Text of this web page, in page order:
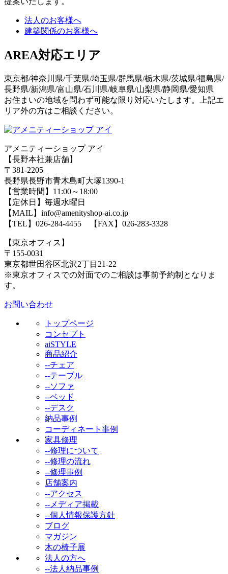
法人のお客様へ
建築関係のお客様へ
AREA対応エリア
東京都/神奈川県/千葉県/埼玉県/群馬県/栃木県/茨城県/福島県/
長野県/新潟県/富山県/石川県/岐阜県/山梨県/静岡県/愛知県
お住まいの地域を問わず可能な限り対応いたします。上記エ
リア外の方はご相談ください。
アメニティーショップ アイ
【長野本社兼店舗】
〒381-2205
長野県長野市青木島町大塚1390-1
【営業時間】11:00～18:00
【定休日】毎週水曜日
【MAIL】info@amenityshop-ai.co.jp
【TEL】 026-284-4455 【FAX】026-283-3328
【東京オフィス】
〒155-0031
東京都世田谷区北沢2丁目21-22
※東京オフィスでの対面でのご相談は事前予約制となりま
す。
お問い合わせ
トップページ
コンセプト
aiSTYLE
商品紹介
--チェア
--テーブル
--ソファ
--ベッド
--デスク
納品事例
コーディネート事例
家具修理
--修理について
--修理の流れ
--修理事例
店舗案内
--アクセス
--メディア掲載
--個人情報保護方針
ブログ
マガジン
木の椅子展
法人の方へ
--法人納品事例